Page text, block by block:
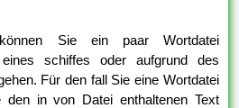
Sie ein paar Wortdatei
eines schiffes oder aufgrund des
Für den fall Sie eine Wortdatei
den in von Datei enthaltenen Text